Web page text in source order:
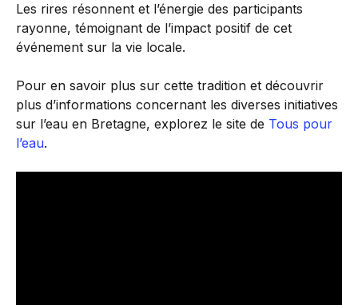
Les rires résonnent et l’énergie des participants
rayonne, témoignant de l’impact positif de cet
événement sur la vie locale.
Pour en savoir plus sur cette tradition et découvrir
plus d’informations concernant les diverses initiatives
sur l’eau en Bretagne, explorez le site de Tous pour
l’eau.